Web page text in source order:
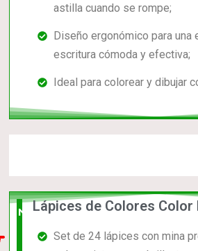
astilla cuando se rompe;
Diseño ergonómico para una
escritura cómoda y efectiva;
Ideal para colorear y dibujar
Nuevo
en el
Lápices de Colores Color
Set de 24 lápices con mina